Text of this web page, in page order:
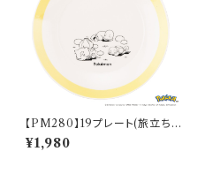
【PM280】19プレート(旅立ち)
【Daily Sketch】PM285-330
¥1,980